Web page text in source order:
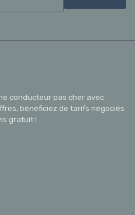
conducteur pas cher avec
bénéficiez de tarifs négociés
gratuit !